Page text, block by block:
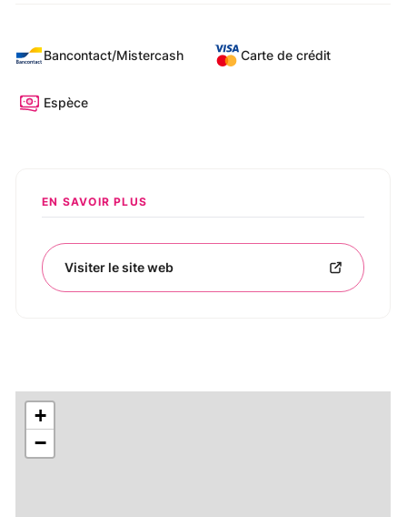
Bancontact/Mistercash Carte de crédit
Espèce
EN SAVOIR PLUS
Visiter le site web
+
−